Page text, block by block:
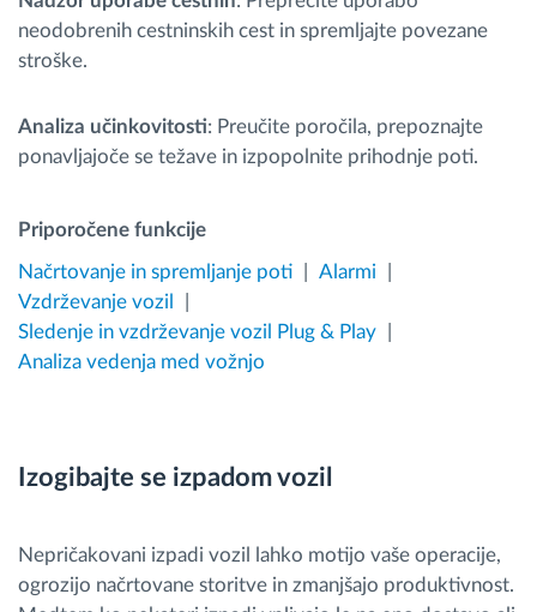
neodobrenih cestninskih cest in spremljajte povezane
stroške.
Analiza učinkovitosti: Preučite poročila, prepoznajte
ponavljajoče se težave in izpopolnite prihodnje poti.
Priporočene funkcije
Načrtovanje in spremljanje poti
Alarmi
Vzdrževanje vozil
Sledenje in vzdrževanje vozil Plug & Play
Analiza vedenja med vožnjo
Izogibajte se izpadom vozil
Nepričakovani izpadi vozil lahko motijo vaše operacije,
ogrozijo načrtovane storitve in zmanjšajo produktivnost.